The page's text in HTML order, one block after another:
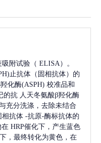
附试验（ ELISA）。
止抗体（固相抗体）的
化酶(ASPH) 校准品和
的抗 人天冬氨酸β羟化酶
充分洗涤，去除未结合
相抗体 -抗原-酶标抗体的
HRP催化下，产生蓝色
，最终转化为黄色，在